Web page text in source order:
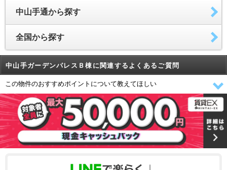
中山手通から探す
全国から探す
中山手ガーデンパレスＢ棟に関連するよくあるご質問
この物件のおすすめポイントについて教えてほしい